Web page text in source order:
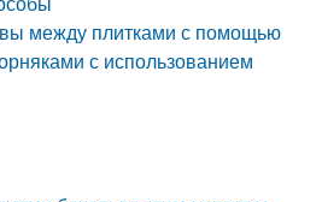
между плитками с помощью
с использованием